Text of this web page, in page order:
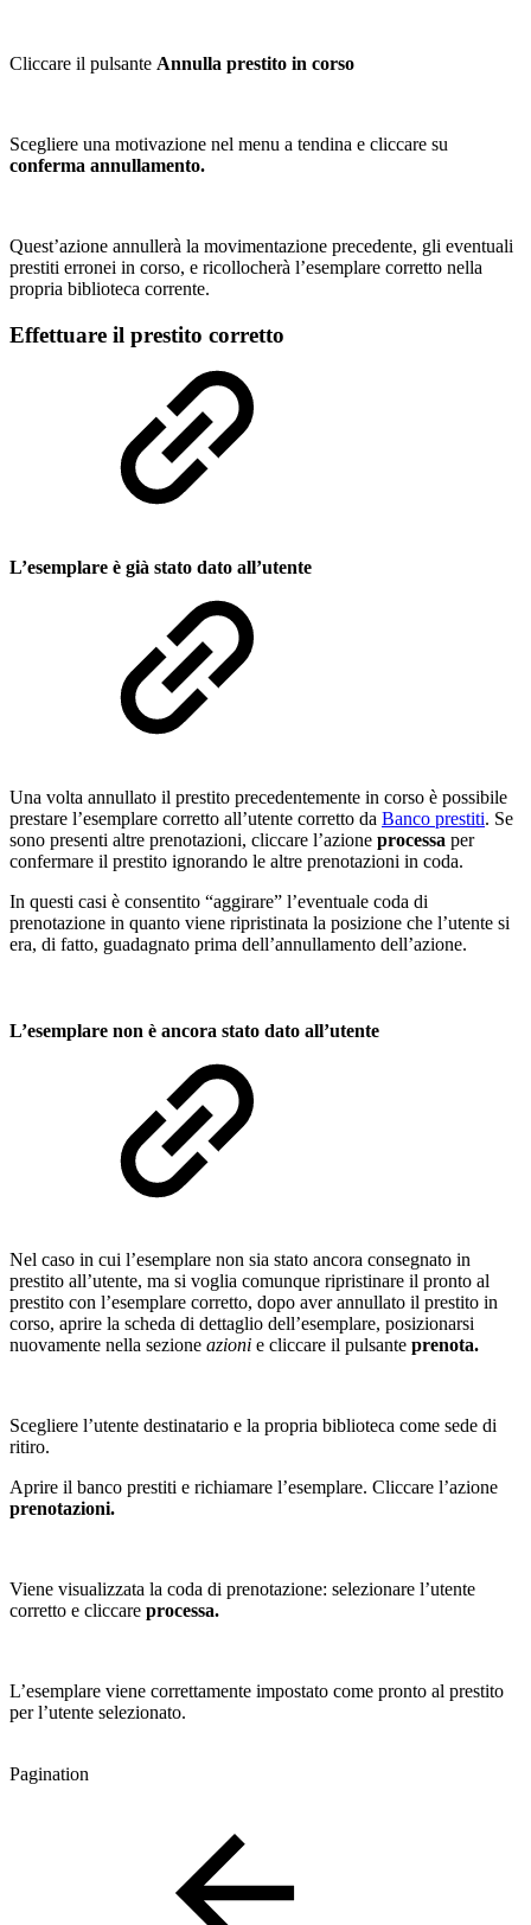
Cliccare il pulsante Annulla prestito in corso
Scegliere una motivazione nel menu a tendina e cliccare su
conferma annullamento.
Quest’azione annullerà la movimentazione precedente, gli eventuali
prestiti erronei in corso, e ricollocherà l’esemplare corretto nella
propria biblioteca corrente.
Effettuare il prestito corretto
L’esemplare è già stato dato all’utente
Una volta annullato il prestito precedentemente in corso è possibile
prestare l’esemplare corretto all’utente corretto da Banco prestiti. Se
sono presenti altre prenotazioni, cliccare l’azione processa per
confermare il prestito ignorando le altre prenotazioni in coda.
In questi casi è consentito “aggirare” l’eventuale coda di
prenotazione in quanto viene ripristinata la posizione che l’utente si
era, di fatto, guadagnato prima dell’annullamento dell’azione.
L’esemplare non è ancora stato dato all’utente
Nel caso in cui l’esemplare non sia stato ancora consegnato in
prestito all’utente, ma si voglia comunque ripristinare il pronto al
prestito con l’esemplare corretto, dopo aver annullato il prestito in
corso, aprire la scheda di dettaglio dell’esemplare, posizionarsi
nuovamente nella sezione azioni e cliccare il pulsante prenota.
Scegliere l’utente destinatario e la propria biblioteca come sede di
ritiro.
Aprire il banco prestiti e richiamare l’esemplare. Cliccare l’azione
prenotazioni.
Viene visualizzata la coda di prenotazione: selezionare l’utente
corretto e cliccare processa.
L’esemplare viene correttamente impostato come pronto al prestito
per l’utente selezionato.
Pagination